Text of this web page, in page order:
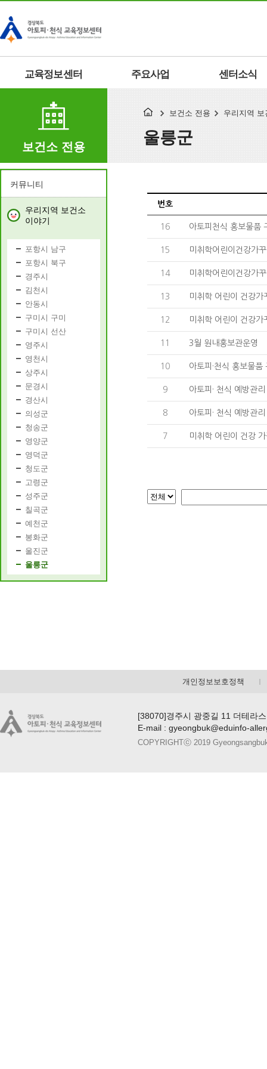
교육정보센터 주요사업 센터소식
보건소 전용
보건소 전용 우리지역
울릉군
커뮤니티
우리지역 보건소
이야기
포항시 남구
포항시 북구
경주시
김천시
안동시
구미시 구미
구미시 선산
영주시
영천시
상주시
문경시
경산시
의성군
청송군
영양군
영덕군
청도군
고령군
성주군
칠곡군
예천군
봉화군
울진군
울릉군
번호
16 아토피천식 홍보물품
15 미취학어린이건강가
14 미취학어린이건강가
13 미취학 어린이 건강
12 미취학 어린이 건강
11 3월 원내홍보관운영
10 아토피·천식 홍보물
9 아토피· 천식 예방관
8 아토피· 천식 예방관
7 미취학 어린이 건강
개인정보보호정책
[38070]경주시 광중길 11 더테라
E-mail : gyeongbuk@eduinfo-
COPYRIGHTⓒ 2019